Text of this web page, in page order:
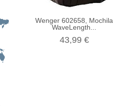
Wenger 602658, Mochila
WaveLength...
43,99 €